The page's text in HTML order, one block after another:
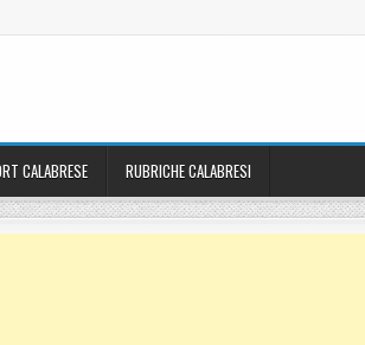
CALABRESE RUBRICHE CALABRESI